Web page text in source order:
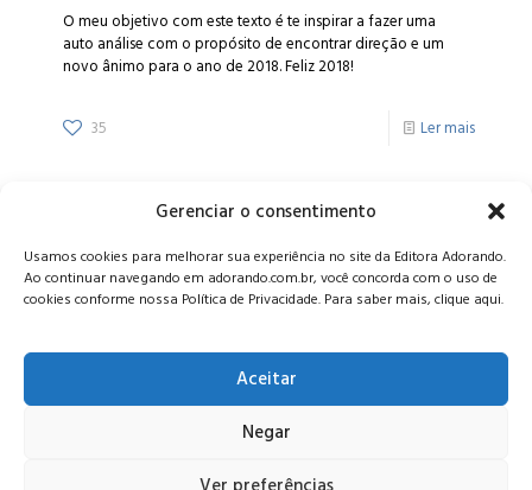
Gerenciar o consentimento
Usamos cookies para melhorar sua experiência no site da Editora Adorando.
Ao continuar navegando em adorando.com.br, você concorda com o uso de
cookies conforme nossa Política de Privacidade. Para saber mais, clique aqui.
Aceitar
Negar
O meu objetivo com este texto é te inspirar a fazer uma
auto análise com o propósito de encontrar direção e um
novo ânimo para o ano de 2018. Feliz 2018!
35 Ler mais
Alameda Oscar Niemeyer, 1033 – 7º Andar - Portaria 04, Vila da
Serra - Nova Lima/MG, CEP: 34006-065 - MG
CONTATO:editora@adorando.com.br
Consulte nossapolítica de privacidade